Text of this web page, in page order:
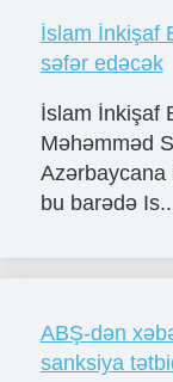
İslam İnkişaf
səfər edəcək
İslam İnkişaf
Məhəmməd
Azərbaycana
bu barədə
ABŞ-dən
sanksiya